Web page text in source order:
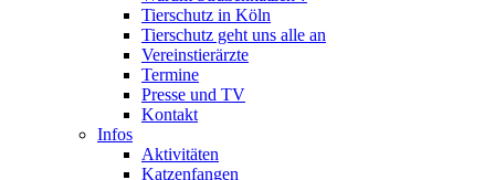
Tierschutz in Köln
Tierschutz geht uns alle an
Vereinstierärzte
Termine
Presse und TV
Kontakt
Infos
Aktivitäten
Katzenfangen